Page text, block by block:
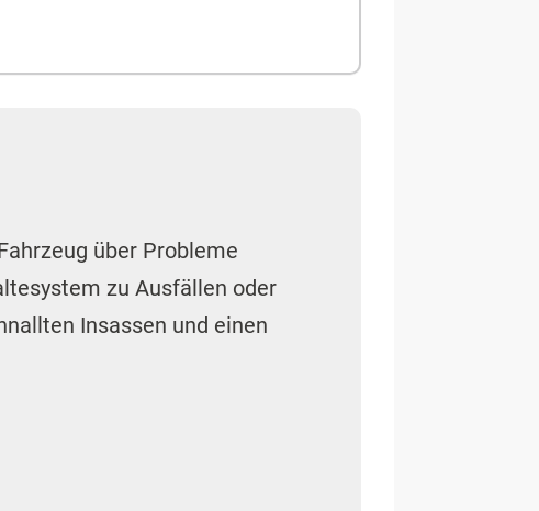
über Probleme
zu Ausfällen oder
Insassen und einen